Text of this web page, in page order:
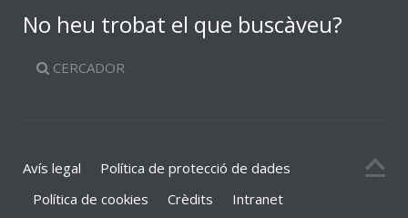
No heu trobat el que buscàveu?
CERCADOR
Avís legal
Política de protecció de dades
Política de cookies
Crèdits
Intranet